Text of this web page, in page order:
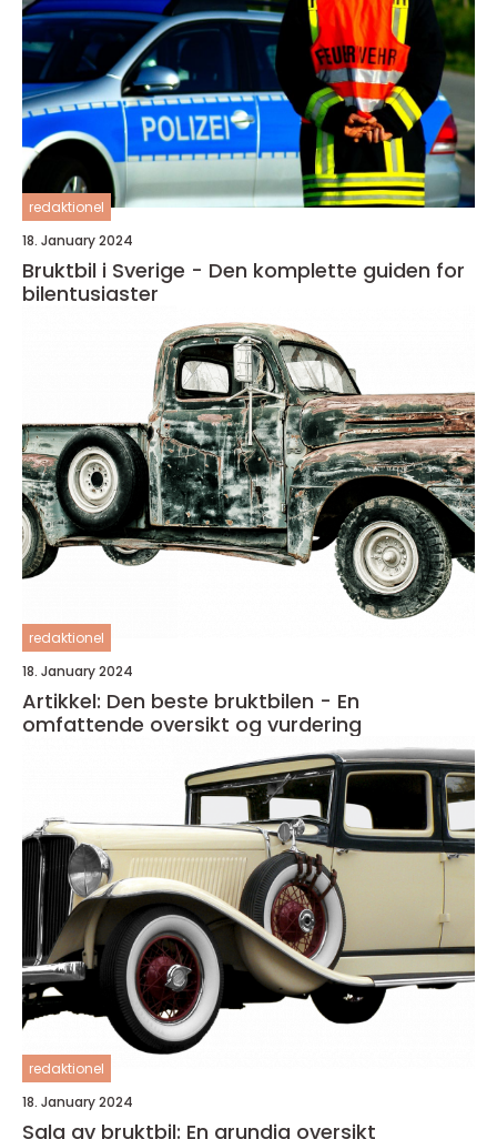
redaktionel
18. January 2024
Bruktbil i Sverige - Den komplette guiden for
bilentusiaster
redaktionel
18. January 2024
Artikkel: Den beste bruktbilen - En
omfattende oversikt og vurdering
redaktionel
18. January 2024
Salg av bruktbil: En grundig oversikt